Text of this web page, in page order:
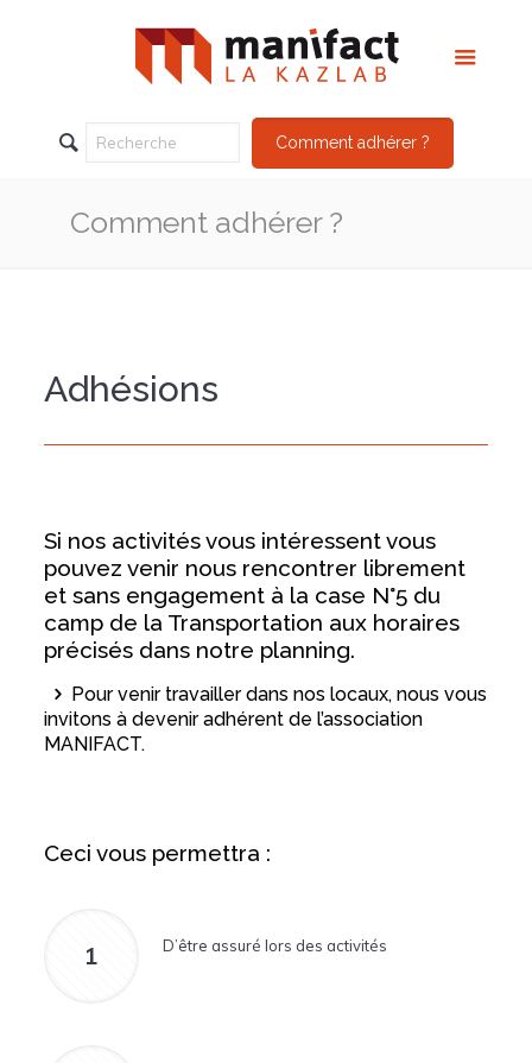
Comment adhérer ?
Comment adhérer ?
Adhésions
Si nos activités vous intéressent vous
pouvez venir nous rencontrer librement
et sans engagement à la case N°5 du
camp de la Transportation aux horaires
précisés dans notre planning.
Pour venir travailler dans nos locaux, nous vous
invitons à devenir adhérent de l’association
MANIFACT.
Ceci vous permettra :
1 D’être assuré lors des activités